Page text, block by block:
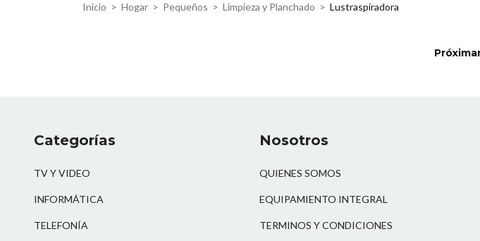
Inicio > Hogar > Pequeños > Limpieza y Planchado > Lustraspiradora
Categorías
TV Y VIDEO
INFORMÁTICA
TELEFONÍA
Nosotros
QUIENES SOMOS
EQUIPAMIENTO INTEGRAL
TERMINOS Y CONDICIONES